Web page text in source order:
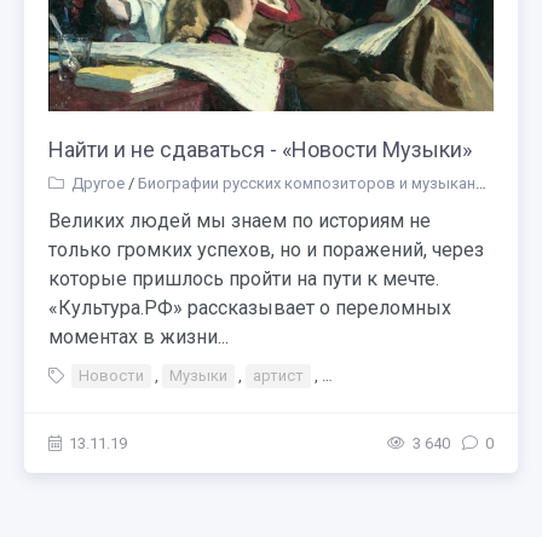
Найти и не сдаваться - «Новости Музыки»
Другое / Биографии русских композиторов и музыкантов
Великих людей мы знаем по историям не
только громких успехов, но и поражений, через
которые пришлось пройти на пути к мечте.
«Культура.РФ» рассказывает о переломных
моментах в жизни...
Новости , Музыки , артист , Найти и не сдаваться
13.11.19 3 640 0